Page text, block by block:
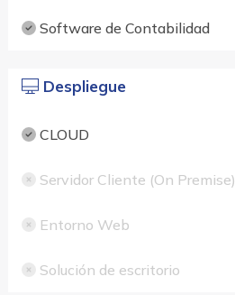
Software de Contabilidad
Despliegue
CLOUD
Servidor Cliente (On Premise)
Entorno Web
Solución de escritorio